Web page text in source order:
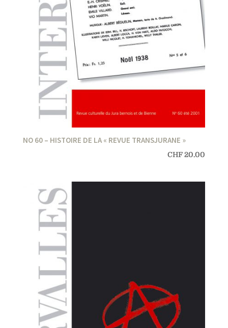
NO 60 – HISTOIRE DE LA « REVUE TRANSJURANE »
CHF20.00